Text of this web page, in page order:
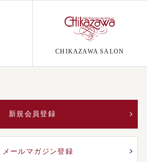
CHIKAZAWA SALON
新規会員登録
メールマガジン登録